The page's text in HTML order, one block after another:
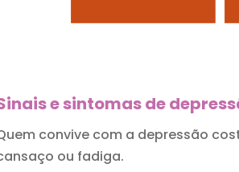
e sintomas de
convive com a depressão
ou fadiga.